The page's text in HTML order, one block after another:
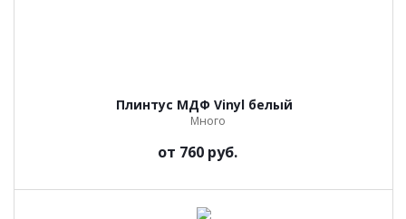
Плинтус МДФ Vinyl белый
Много
от 760 руб.